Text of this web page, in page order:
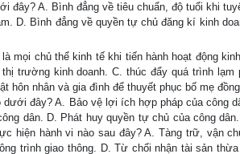
đây? A. Bình đẳng về tiêu chuẩn, độ tuổi khi
D. Bình đẳng về quyền tự chủ đăng kí kinh
mọi chủ thể kinh tế khi tiến hành hoạt động
trường kinh doanh. C. thúc đẩy quá trình lạm
hôn nhân và gia đình để thuyết phục bố mẹ
đây? A. Bảo vệ lợi ích hợp pháp của công
dân. D. Phát huy quyền tự chủ của công
hiện hành vi nào sau đây? A. Tàng trữ, vận
trình giao thông. D. Từ chối nhận tài sản